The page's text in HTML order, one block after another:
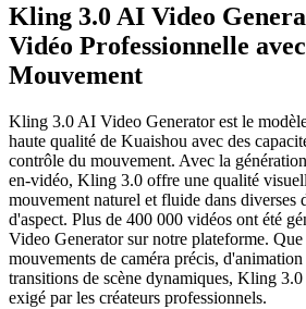
Kling 3.0 AI Video
Vidéo Professionnelle
Mouvement
Kling 3.0 AI Video Generator est le
haute qualité de Kuaishou avec des
contrôle du mouvement. Avec la
en-vidéo, Kling 3.0 offre une qualité
mouvement naturel et fluide dans diverses
d'aspect. Plus de 400 000 vidéos ont été
Video Generator sur notre plateforme.
mouvements de caméra précis,
transitions de scène dynamiques, Kling
exigé par les créateurs professionnels.